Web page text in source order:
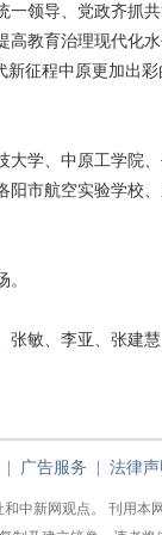
领导、党政齐抓共
高教育治理现代化
新征程中原更加出
学、中原工学院、
阳市航空实验学校
敏、李亚、张建
广告服务 法律声
中新网观点。 刊用本